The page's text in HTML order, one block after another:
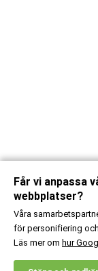
X
Får vi anpassa
webbplatser?
Våra
för personifiering
Läs mer om hur